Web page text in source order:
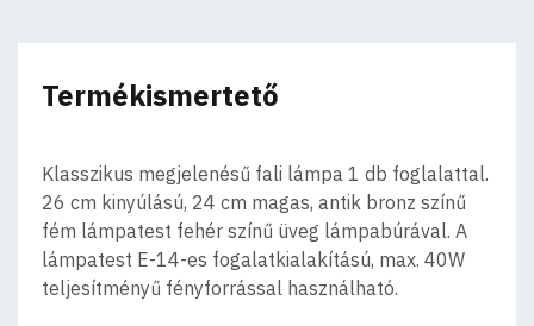
Termékismertető
Klasszikus megjelenésű fali lámpa 1 db foglalattal.
26 cm kinyúlású, 24 cm magas, antik bronz színű
fém lámpatest fehér színű üveg lámpabúrával. A
lámpatest E-14-es fogalatkialakítású, max. 40W
teljesítményű fényforrással használható.